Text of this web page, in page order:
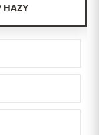
HAZY